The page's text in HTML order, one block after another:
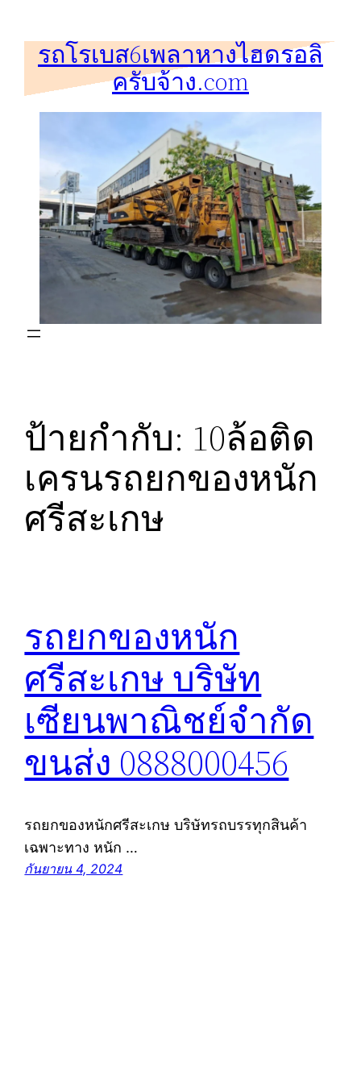
รถโรเบส6เพลาหางไฮดรอลิ
ครับจ้าง.com
ป้ายกำกับ: 10ล้อติด
เครนรถยกของหนัก
ศรีสะเกษ
รถยกของหนัก
ศรีสะเกษ บริษัท
เซียนพาณิชย์จำกัด
ขนส่ง 0888000456
รถยกของหนักศรีสะเกษ บริษัทรถบรรทุกสินค้า
เฉพาะทาง หนัก …
กันยายน 4, 2024